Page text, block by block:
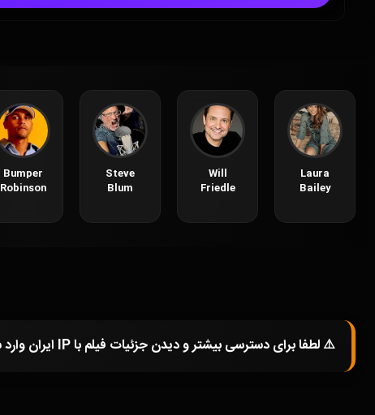
Bumper
Robinson
Steve
Blum
Will
Friedle
Laura
Bailey
⚠️ لطفا برای دسترسی بیشتر و دیدن جزئیات فیلم با IP ایران وارد شوید و یا در صورتی که از فیلترشکن استفاده میکنید خاموش کرده و صفحه را مجددا باز کنید.